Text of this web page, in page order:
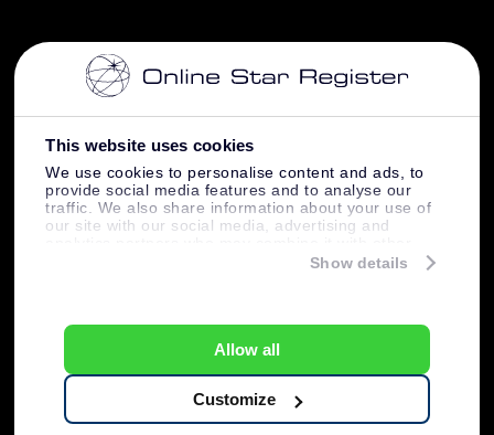
This website uses cookies
We use cookies to personalise content and ads, to
provide social media features and to analyse our
traffic. We also share information about your use of
our site with our social media, advertising and
information that you’ve provided to them or that
Show details
Allow all
Customize